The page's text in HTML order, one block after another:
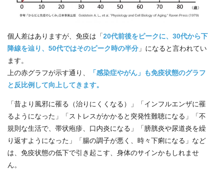
個人差はありますが、免疫は「20代前後をピークに、30代から下
降線を辿り、50代ではそのピーク時の半分 」になると言われてい
ます。
上の赤グラフが示す通り、
「感染症やがん」も免疫状態のグラフ
と反比例して向上してきます。
「昔より風邪に罹る（治りにくくなる）」「インフルエンザに罹
るようになった」「ストレスがかかると突発性難聴になる」「不
規則な生活で、帯状疱疹、口内炎になる」「膀胱炎や尿道炎を繰
り返すようになった」「腸の調子が悪く、時々下痢になる」など
は、免疫状態の低下で引き起こす、身体のサインかもしれませ
ん。